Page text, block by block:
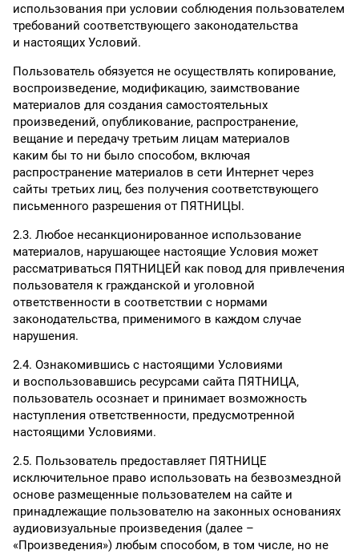
использования при условии соблюдения пользователем
требований соответствующего законодательства
и настоящих Условий.
Пользователь обязуется не осуществлять копирование,
воспроизведение, модификацию, заимствование
материалов для создания самостоятельных
произведений, опубликование, распространение,
вещание и передачу третьим лицам материалов
каким бы то ни было способом, включая
распространение материалов в сети Интернет через
сайты третьих лиц, без получения соответствующего
письменного разрешения от ПЯТНИЦЫ.
2.3. Любое несанкционированное использование
материалов, нарушающее настоящие Условия может
рассматриваться ПЯТНИЦЕЙ как повод для привлечения
пользователя к гражданской и уголовной
ответственности в соответствии с нормами
законодательства, применимого в каждом случае
нарушения.
2.4. Ознакомившись с настоящими Условиями
и воспользовавшись ресурсами сайта ПЯТНИЦА,
пользователь осознает и принимает возможность
наступления ответственности, предусмотренной
настоящими Условиями.
2.5. Пользователь предоставляет ПЯТНИЦЕ
исключительное право использовать на безвозмездной
основе размещенные пользователем на сайте и
принадлежащие пользователю на законных основаниях
аудиовизуальные произведения (далее –
«Произведения») любым способом, в том числе, но не